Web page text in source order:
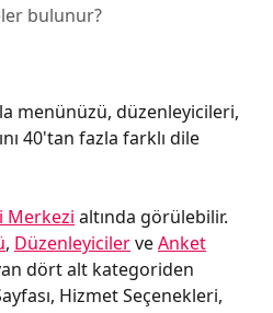
bulunur?
menünüzü, düzenleyicileri,
40'tan fazla farklı dile
Merkezi altında görülebilir.
, Düzenleyiciler ve Anket
dört alt kategoriden
Hizmet Seçenekleri,